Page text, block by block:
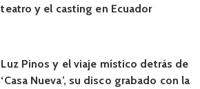
teatro y el casting en Ecuador
Luz Pinos y el viaje místico detrás de
‘Casa Nueva’, su disco grabado con la